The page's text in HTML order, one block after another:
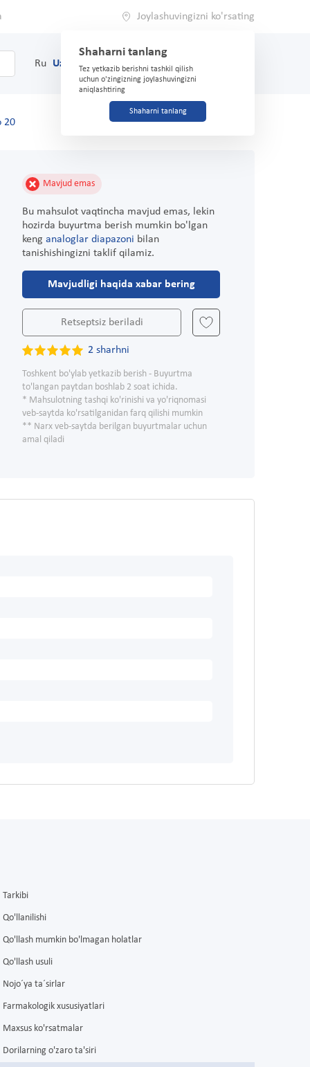
Joylashuvingizni ko'rsating
Shaharni tanlang
Tez yetkazib berishni tashkil qilish
uchun o'zingizning joylashuvingizni
aniqlashtiring
Shaharni tanlang
Ru Uz (71) 200-03-03
20
Mavjud emas
Bu mahsulot vaqtincha mavjud emas, lekin
hozirda buyurtma berish mumkin bo'lgan
keng analoglar diapazoni bilan
tanishishingizni taklif qilamiz.
Mavjudligi haqida xabar bering
Retseptsiz beriladi
2 sharhni
Toshkent bo'ylab yetkazib berish - Buyurtma
to'langan paytdan boshlab 2 soat ichida.
* Mahsulotning tashqi ko'rinishi va yo'riqnomasi
veb-saytda ko'rsatilganidan farq qilishi mumkin
** Narx veb-saytda berilgan buyurtmalar uchun
amal qiladi
Tarkibi
Qo'llanilishi
Qo'llash mumkin bo'lmagan holatlar
Qo'llash usuli
Nojo´ya ta´sirlar
Farmakologik xususiyatlari
Maxsus ko'rsatmalar
Dorilarning o'zaro ta'siri